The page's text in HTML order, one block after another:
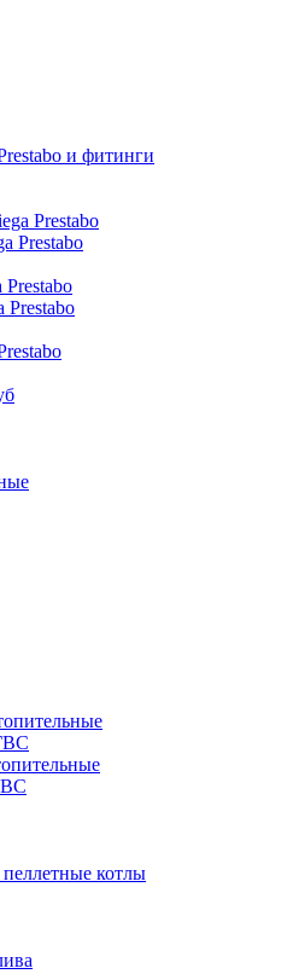
и фитинги
Prestabo
Prestabo
Prestabo
котлы